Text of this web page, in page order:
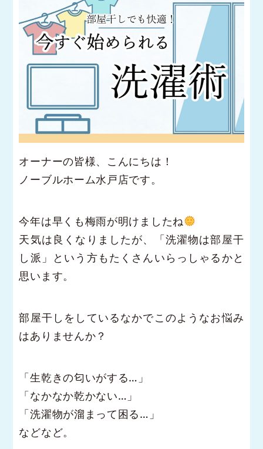
オーナーの皆様、こんにちは！
ノーブルホーム水戸店です。
今年は早くも梅雨が明けましたね
天気は良くなりましたが、「洗濯物は部屋干
し派」という方もたくさんいらっしゃるかと
思います。
部屋干しをしているなかでこのようなお悩み
はありませんか？
「生乾きの匂いがする…」
「なかなか乾かない…」
「洗濯物が溜まって困る…」
などなど。